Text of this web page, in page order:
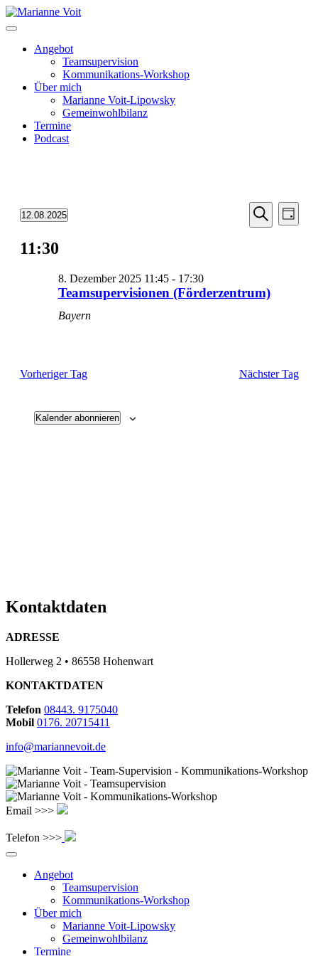
Skip
to
Angebot
Teamsupervision
Kommunikations-Workshop
Über mich
Marianne Voit-Lipowsky
Gemeinwohlbilanz
Termine
Podcast
Veranstaltungen
8.
Suche
Suche
Tag
12.08.2025
wählen.
11:30
Teamsupervisionen (Förderzentrum)
8. Dezember 2025 11:45- 17:30
Bayern
Vorheriger Tag Nächster Tag
Kalender abonnieren
Kontaktdaten
ADRESSE
Hollerweg 2 • 86558 Hohenwart
KONTAKTDATEN
Telefon 08443. 9175040
Mobil 0176. 20715411
info@mariannevoit.de
Email >>>
Telefon >>>
Angebot
Teamsupervision
Kommunikations-Workshop
Über mich
Marianne Voit-Lipowsky
Gemeinwohlbilanz
Termine